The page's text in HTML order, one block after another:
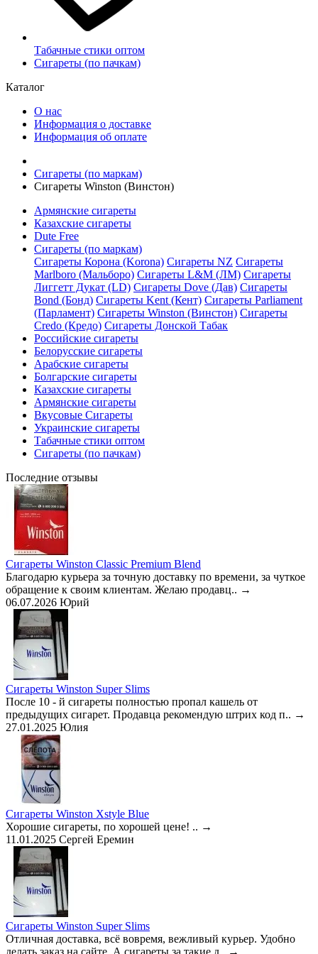
Табачные стики оптом
Сигареты (по пачкам)
Каталог
О нас
Информация о доставке
Информация об оплате
Сигареты (по маркам)
Сигареты Winston (Винстон)
Армянские сигареты
Казахские сигареты
Dute Free
Сигареты (по маркам)
Сигареты Корона (Korona) Сигареты NZ Сигареты
Marlboro (Мальборо) Сигареты L&M (ЛМ) Сигареты
Лиггетт Дукат (LD) Сигареты Dove (Дав) Сигареты
Bond (Бонд) Сигареты Kent (Кент) Сигареты Parliament
(Парламент) Сигареты Winston (Винстон) Сигареты
Credo (Кредо) Сигареты Донской Табак
Российские сигареты
Белорусские сигареты
Арабские сигареты
Болгарские сигареты
Казахские сигареты
Армянские сигареты
Вкусовые Сигареты
Украинские сигареты
Табачные стики оптом
Сигареты (по пачкам)
Последние отзывы
Сигареты Winston Classic Premium Blend
Благодарю курьера за точную доставку по времени, за чуткое
обращение к своим клиентам. Желаю продавц.. →
06.07.2026 Юрий
Сигареты Winston Super Slims
После 10 - й сигареты полностью пропал кашель от
предыдущих сигарет. Продавца рекомендую штрих код п.. →
27.01.2025 Юлия
Сигареты Winston Xstyle Blue
Хорошие сигареты, по хорошей цене! .. →
11.01.2025 Сергей Еремин
Сигареты Winston Super Slims
Отличная доставка, всё вовремя, вежливый курьер. Удобно
делать заказ на сайте. А сигареты за такие д..
→